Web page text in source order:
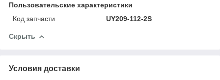
Пользовательские характеристики
Код запчасти
UY209-112-2S
Скрыть
Условия доставки